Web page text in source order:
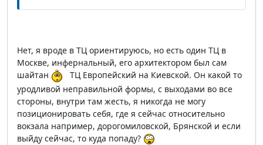
Нет, я вроде в ТЦ ориентируюсь, но есть один ТЦ в
Москве, инфернальный, его архитектором был сам
шайтан
ТЦ Европейский на Киевской. Он какой то
уродливой неправильной формы, с выходами во все
стороны, внутри там жесть, я никогда не могу
позиционировать себя, где я сейчас относительно
вокзала например, дорогомиловской, Брянской и если
выйду сейчас, то куда попаду?